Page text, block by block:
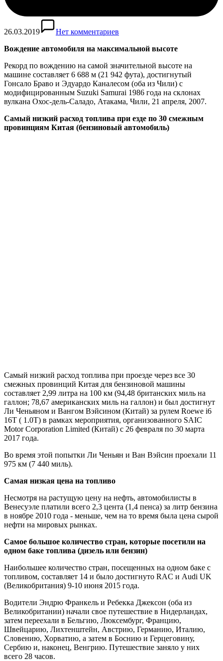
26.03.2019
Нет комментариев
Вождение автомобиля на максимальной высоте
Рекорд по вождению на самой значительной высоте на
машине составляет 6 688 м (21 942 фута), достигнутый
Гонсало Браво и Эдуардо Каналесом (оба из Чили) с
модифицированным Suzuki Samurai 1986 года на склонах
вулкана Охос-дель-Саладо, Атакама, Чили, 21 апреля, 2007.
Самый низкий расход топлива при езде по 30 смежным
провинциям Китая (бензиновый автомобиль)
Самый низкий расход топлива при проезде через все 30
смежных провинций Китая для бензиновой машины
составляет 2,99 литра на 100 км (94,48 британских миль на
галлон; 78,67 американских миль на галлон) и был достигнут
Ли Ченьяном и Вангом Вэйсином (Китай) за рулем Roewe i6
16T ( 1.0T) в рамках мероприятия, организованного SAIC
Motor Corporation Limited (Китай) с 26 февраля по 30 марта
2017 года.
Во время этой попытки Ли Ченьян и Ван Вэйсин проехали 11
975 км (7 440 миль).
Самая низкая цена на топливо
Несмотря на растущую цену на нефть, автомобилисты в
Венесуэле платили всего 2,3 цента (1,4 пенса) за литр бензина
в ноябре 2010 года - меньше, чем на то время была цена сырой
нефти на мировых рынках.
Самое большое количество стран, которые посетили на
одном баке топлива (дизель или бензин)
Наибольшее количество стран, посещенных на одном баке с
топливом, составляет 14 и было достигнуто RAC и Audi UK
(Великобритания) 9-10 июня 2015 года.
Водители Эндрю Франкель и Ребекка Джексон (оба из
Великобритании) начали свое путешествие в Нидерландах,
затем переехали в Бельгию, Люксембург, Францию,
Швейцарию, Лихтенштейн, Австрию, Германию, Италию,
Словению, Хорватию, а затем в Боснию и Герцеговину,
Сербию и, наконец, Венгрию. Путешествие заняло у них
всего 28 часов.